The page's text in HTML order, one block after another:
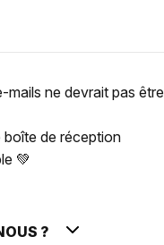
mails ne devrait pas être
de réception
💚
?